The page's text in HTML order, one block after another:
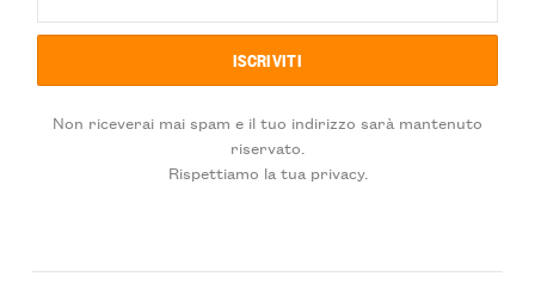
Non riceverai mai spam e il tuo indirizzo sarà mantenuto
riservato.
Rispettiamo la tua privacy.